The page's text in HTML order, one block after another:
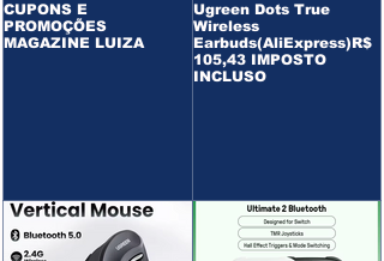
CUPONS E
PROMOÇÕES
MAGAZINE LUIZA
Ugreen Dots True
Wireless
Earbuds(AliExpress)R$
105,43 IMPOSTO
INCLUSO